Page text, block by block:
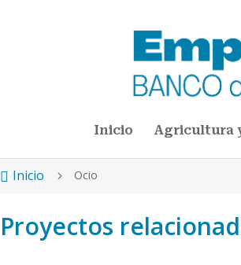
Inicio Agricultura
 Inicio 5 Ocio
Proyectos